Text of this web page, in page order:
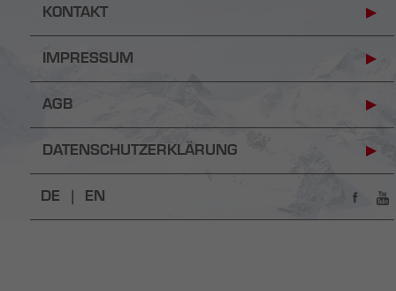
KONTAKT
IMPRESSUM
AGB
DATENSCHUTZERKLÄRUNG
DE | EN